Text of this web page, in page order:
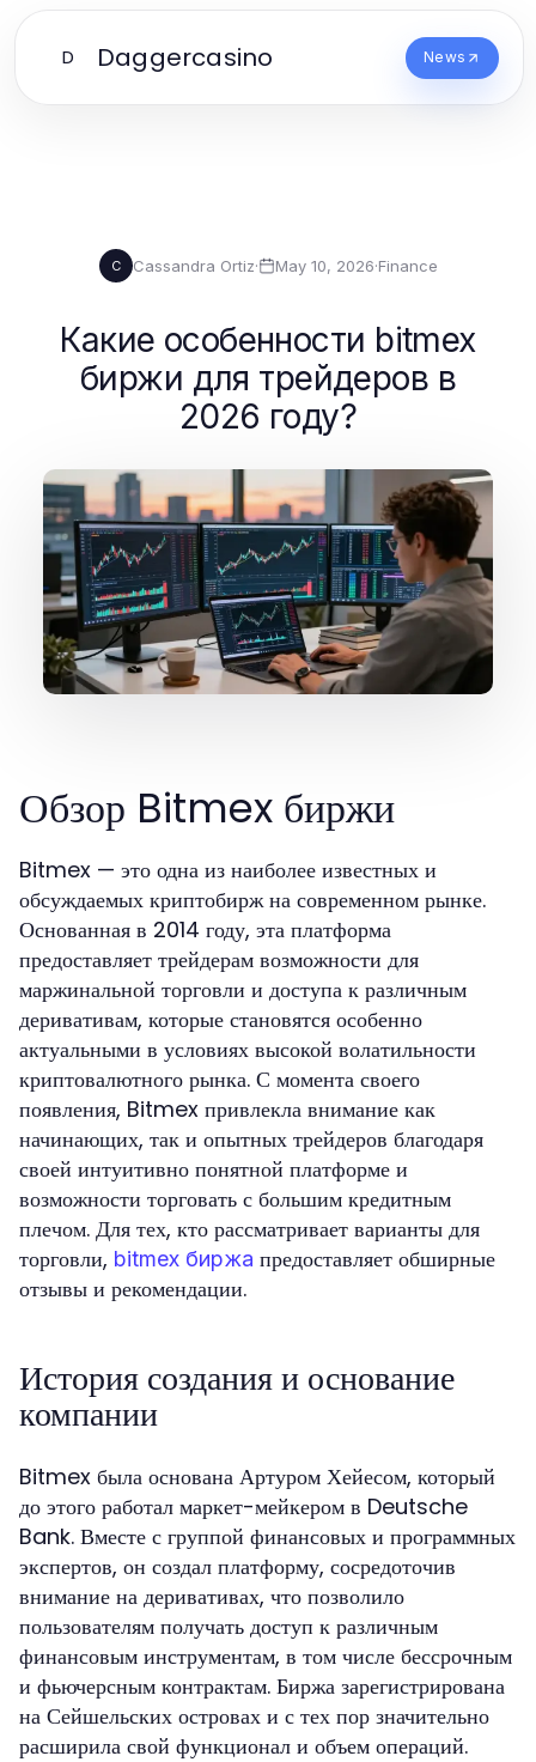
D Daggercasino News
C Cassandra Ortiz· May 10, 2026·Finance
Какие особенности bitmex
биржи для трейдеров в
2026 году?
Обзор Bitmex биржи
Bitmex — это одна из наиболее известных и
обсуждаемых криптобирж на современном рынке.
Основанная в 2014 году, эта платформа
предоставляет трейдерам возможности для
маржинальной торговли и доступа к различным
деривативам, которые становятся особенно
актуальными в условиях высокой волатильности
криптовалютного рынка. С момента своего
появления, Bitmex привлекла внимание как
начинающих, так и опытных трейдеров благодаря
своей интуитивно понятной платформе и
возможности торговать с большим кредитным
плечом. Для тех, кто рассматривает варианты для
торговли, bitmex биржа предоставляет обширные
отзывы и рекомендации.
История создания и основание
компании
Bitmex была основана Артуром Хейесом, который
до этого работал маркет-мейкером в Deutsche
Bank. Вместе с группой финансовых и программных
экспертов, он создал платформу, сосредоточив
внимание на деривативах, что позволило
пользователям получать доступ к различным
финансовым инструментам, в том числе бессрочным
и фьючерсным контрактам. Биржа зарегистрирована
на Сейшельских островах и с тех пор значительно
расширила свой функционал и объем операций.